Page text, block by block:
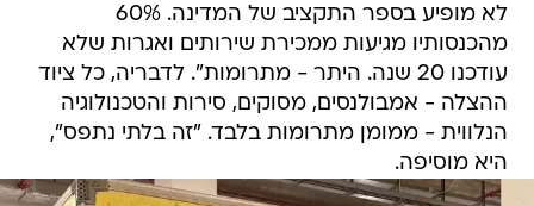
לא מופיע בספר התקציב של המדינה. 60%
מהכנסותיו מגיעות ממכירת שירותים ואגרות שלא
עודכנו 20 שנה. היתר - מתרומות". לדבריה, כל ציוד
ההצלה - אמבולנסים, מסוקים, סירות והטכנולוגיה
הנלווית - ממומן מתרומות בלבד. "זה בלתי נתפס",
היא מוסיפה.